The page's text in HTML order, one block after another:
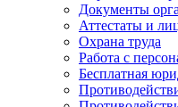
Документы
Аттестаты и
Охрана труда
Работа с
Бесплатная